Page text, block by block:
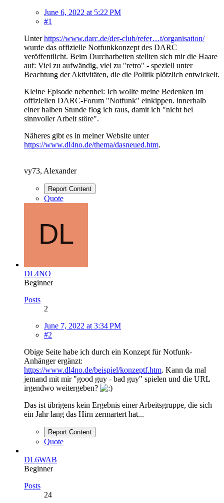
June 6, 2022 at 5:22 PM
#1
Unterhttps://www.darc.de/der-club/refer…t/organisation/
wurde das offizielle Notfunkkonzept des DARC
veröffentlicht. Beim Durcharbeiten stellten sich mir die Haare
auf: Viel zu aufwändig, viel zu "retro" - speziell unter
Beachtung der Aktivitäten, die die Politik plötzlich entwickelt.
Kleine Episode nebenbei: Ich wollte meine Bedenken im
offiziellen DARC-Forum "Notfunk" einkippen. innerhalb
einer halben Stunde flog ich raus, damit ich "nicht bei
sinnvoller Arbeit störe".
Näheres gibt es in meiner Website unter
https://www.dl4no.de/thema/dasneued.htm.
vy73, Alexander
Report Content
Quote
DL4NO
Beginner
Posts
2
June 7, 2022 at 3:34 PM
#2
Obige Seite habe ich durch ein Konzept für Notfunk-
Anhänger ergänzt:
https://www.dl4no.de/beispiel/konzeptf.htm. Kann da mal
jemand mit mir "good guy - bad guy" spielen und die URL
irgendwo weitergeben?
Das ist übrigens kein Ergebnis einer Arbeitsgruppe, die sich
ein Jahr lang das Hirn zermartert hat...
Report Content
Quote
DL6WAB
Beginner
Posts
24